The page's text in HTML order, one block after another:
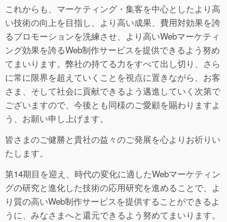
これからも、マーケティング・集客を中心としたより高
い技術の向上を目指し、より高い成果、費用対効果を誇
るプロモーションを洗練させ、より高いWebマーケティ
ング効果を誇るWeb制作サービスを提供できるよう努め
てまいります。弊社の持てる力をすべて出し切り、さら
に常に限界を超えていくことを視点に置きながら、お客
さま、そして社会に貢献できるよう邁進していく次第で
ございますので、今後とも同様のご愛顧を賜わりますよ
う、お願い申し上げます。
皆さまのご健勝と貴社の益々のご発展を心よりお祈りい
たします。
第14期目を迎え、時代の変化に適したWebマーケティン
グの研究と進化した技術の応用研究を進めることで、よ
り質の高いWeb制作サービスを提供することができるよ
うに、みなさまへと還元できるよう努めてまいります。